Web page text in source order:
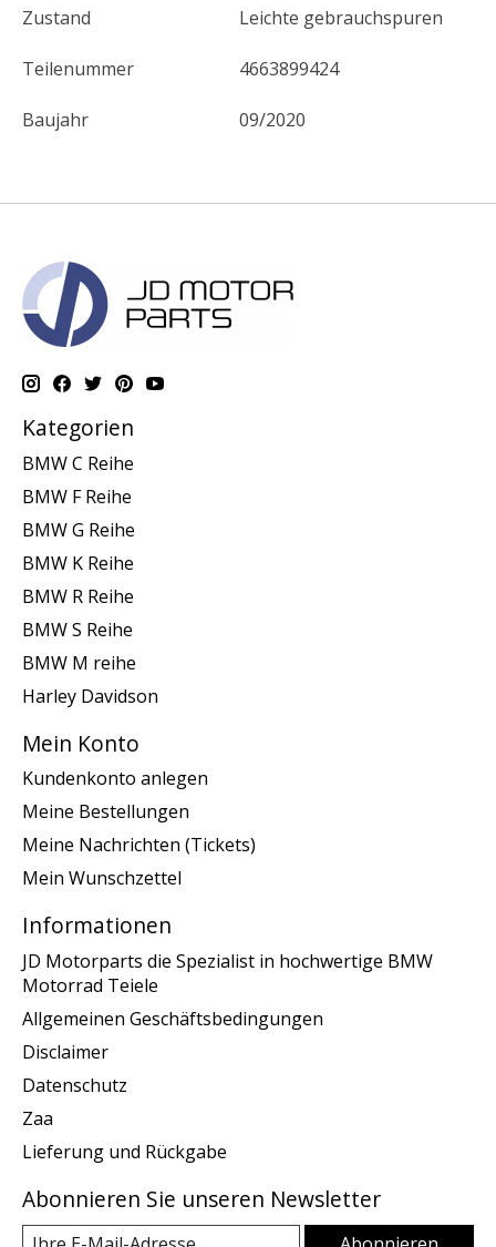
Zustand Leichte gebrauchspuren
Teilenummer 4663899424
Baujahr 09/2020
Kategorien
BMW C Reihe
BMW F Reihe
BMW G Reihe
BMW K Reihe
BMW R Reihe
BMW S Reihe
BMW M reihe
Harley Davidson
Mein Konto
Kundenkonto anlegen
Meine Bestellungen
Meine Nachrichten (Tickets)
Mein Wunschzettel
Informationen
JD Motorparts die Spezialist in hochwertige BMW
Motorrad Teiele
Allgemeinen Geschäftsbedingungen
Disclaimer
Datenschutz
Zaa
Lieferung und Rückgabe
Abonnieren Sie unseren Newsletter